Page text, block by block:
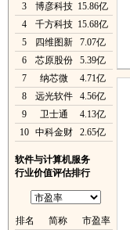
3
博彦科技 15.86亿
4
千方科技 15.68亿
5
四维图新
7.07亿
6
芯原股份
5.39亿
7
纳芯微
4.71亿
8
远光软件
4.56亿
9
卫士通
4.13亿
10 中科金财 2.65亿
软件与计算机服务
行业价值评估排行
排名 简称
市盈率